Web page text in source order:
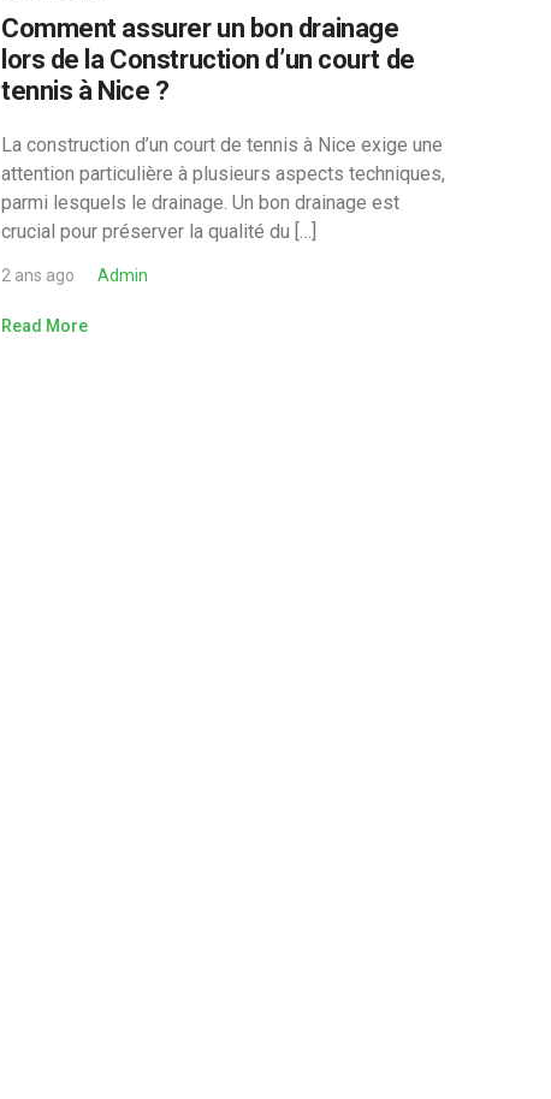
Comment assurer un bon drainage
lors de la Construction d’un court de
tennis à Nice ?
La construction d’un court de tennis à Nice exige une
attention particulière à plusieurs aspects techniques,
parmi lesquels le drainage. Un bon drainage est
crucial pour préserver la qualité du […]
2 ans ago Admin
Read More